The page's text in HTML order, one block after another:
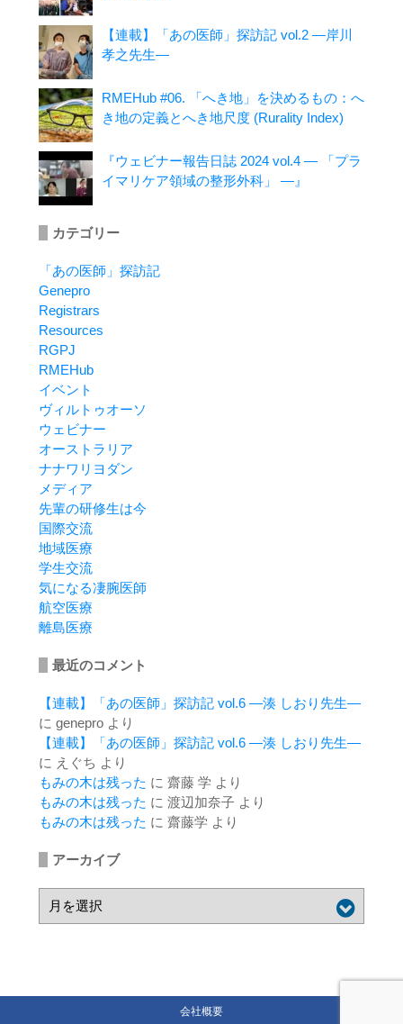
【連載】「あの医師」探訪記 vol.2 ―岸川
孝之先生―
RMEHub #06. 「へき地」を決めるもの：へ
き地の定義とへき地尺度 (Rurality Index)
『ウェビナー報告日誌 2024 vol.4 ― 「プラ
イマリケア領域の整形外科」 ―』
カテゴリー
「あの医師」探訪記
Genepro
Registrars
Resources
RGPJ
RMEHub
イベント
ヴィルトゥオーソ
ウェビナー
オーストラリア
ナナワリヨダン
メディア
先輩の研修生は今
国際交流
地域医療
学生交流
気になる凄腕医師
航空医療
離島医療
最近のコメント
【連載】「あの医師」探訪記 vol.6 ―湊 しおり先生―
に geneproより
【連載】「あの医師」探訪記 vol.6 ―湊 しおり先生―
に えぐち より
もみの木は残った に 齋藤 学 より
もみの木は残った に 渡辺加奈子より
もみの木は残った に 齋藤学 より
アーカイブ
会社概要